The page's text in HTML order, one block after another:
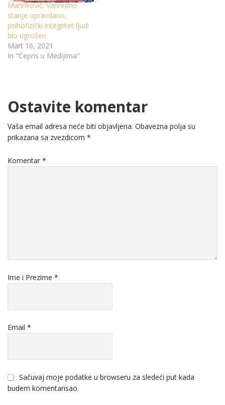
Marinković: Vanredno
stanje opravdano,
psihofizički integritet ljudi
bio ugrožen
Mart 16, 2021
In "Cepris u Medijima"
Ostavite komentar
Vaša email adresa neće biti objavljena. Obavezna polja su
prikazana sa zvezdicom *
Komentar *
Ime i Prezime *
Email *
Sačuvaj moje podatke u browseru za sledeći put kada
budem komentarisao.